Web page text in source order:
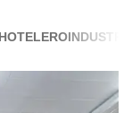
HOTELERO